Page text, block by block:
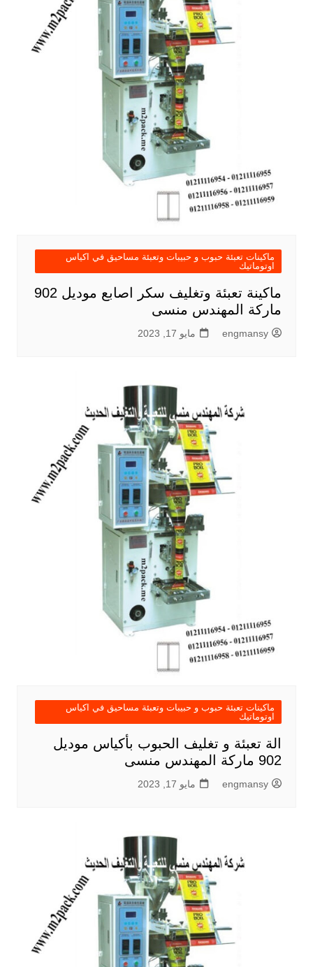
ماكينات تعبئة حبوب و حبيبات وتعبئة مساحيق في اكياس
اوتوماتيك
ماكينة تعبئة وتغليف سكر اصابع موديل 902
ماركة المهندس منسى
engmansy مايو 17, 2023
ماكينات تعبئة حبوب و حبيبات وتعبئة مساحيق في اكياس
اوتوماتيك
الة تعبئة و تغليف الحبوب بأكياس موديل
902 ماركة المهندس منسى
engmansy مايو 17, 2023